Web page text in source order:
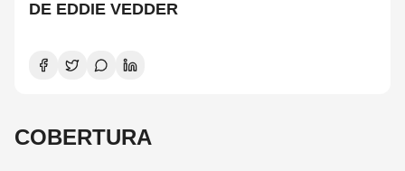
DE EDDIE VEDDER
COBERTURA